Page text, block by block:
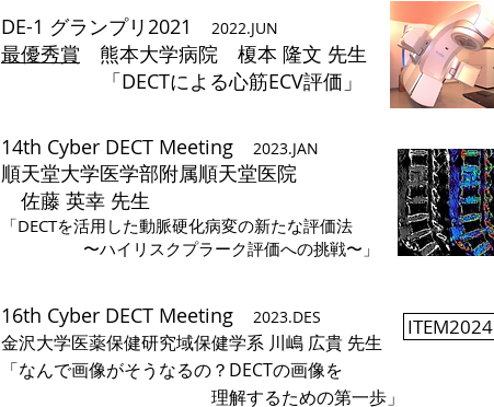
DE-1 グランプリ2021 2022.JUN
最優秀賞 ​ 熊本大学病院 榎本 隆文 先生
​ 「DECTによる心筋ECV評価」
14th Cyber DECT Meeting
2023.JAN
​順天堂大学医学部附属順天堂医院
佐藤 英幸 先生
​「DECTを活用した動脈硬化病変の新たな評価法
​ 〜ハイリスクプラーク評価への挑戦〜 」
16th Cyber DECT Meeting 2023.DES
金沢大学医薬保健研究域保健学系 川嶋 広貴 先生
「なんで画像がそうなるの？DECTの画像を
理解するための第一歩」
ITEM2024